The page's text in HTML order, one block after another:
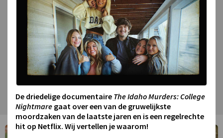
De driedelige documentaire The Idaho Murders: College
Nightmare gaat over een van de gruwelijkste
moordzaken van de laatste jaren en is een regelrechte
hit op Netflix. Wij vertellen je waarom!